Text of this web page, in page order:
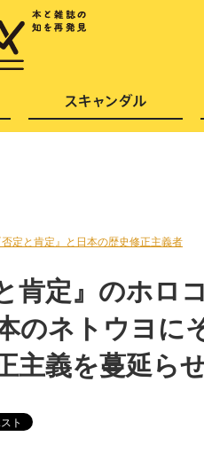
否定と肯定』と日本の歴史修正主義者
肯定』のホロ
のネトウヨに
主義を蔓延ら
芸